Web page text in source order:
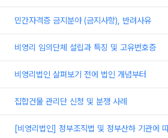
민간자격증 금지분야 (금지사항), 반려사유
비영리 임의단체 설립과 특징 및 고유번호증
비영리법인 살펴보기 전에 법인 개념부터
집합건물 관리단 신청 및 분쟁 사례
[비영리법인] 정부조직법 및 정부산하 기관에